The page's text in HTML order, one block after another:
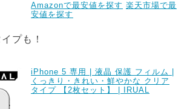
Amazonで最安値を探す 楽天市場で最
安値を探す
プも！
iPhone 5 専用 | 液晶 保護 フィルム |
くっきり・きれい・鮮やかな クリア
タイプ 【2枚セット】 | IRUAL